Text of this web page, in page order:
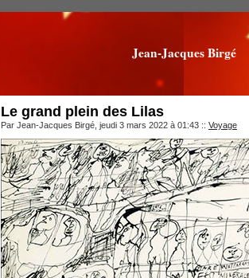
Jean-Jacques Birgé
Le grand plein des Lilas
Par Jean-Jacques Birgé, jeudi 3 mars 2022 à 01:43 :: Voyage